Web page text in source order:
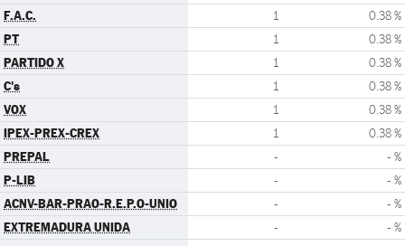
F.A.C. 1 0.38 %
PT 1 0.38 %
PARTIDO X 1 0.38 %
C's 1 0.38 %
VOX 1 0.38 %
IPEX-PREX-CREX 1 0.38 %
PREPAL - - %
P-LIB - - %
ACNV-BAR-PRAO-R.E.P.O-UNIO - - %
EXTREMADURA UNIDA - - %